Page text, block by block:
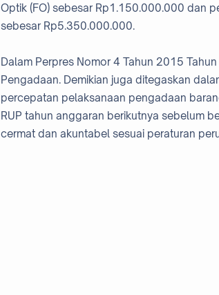
Optik (FO) sebesar Rp1.150.000.000 dan
sebesar Rp5.350.000.000.
Dalam Perpres Nomor 4 Tahun 2015
Pengadaan. Demikian juga ditegaskan
percepatan pelaksanaan pengadaan
RUP tahun anggaran berikutnya sebelum
cermat dan akuntabel sesuai peraturan